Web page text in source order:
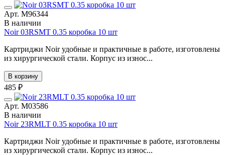
Арт. М96344
В наличии
Noir 03RSMT 0.35 коробка 10 шт
Картриджи Noir удобные и практичные в работе, изготовлены
из хирургической стали. Корпус из износ...
В корзину
485 ₽
Арт. М03586
В наличии
Noir 23RMLT 0.35 коробка 10 шт
Картриджи Noir удобные и практичные в работе, изготовлены
из хирургической стали. Корпус из износ...